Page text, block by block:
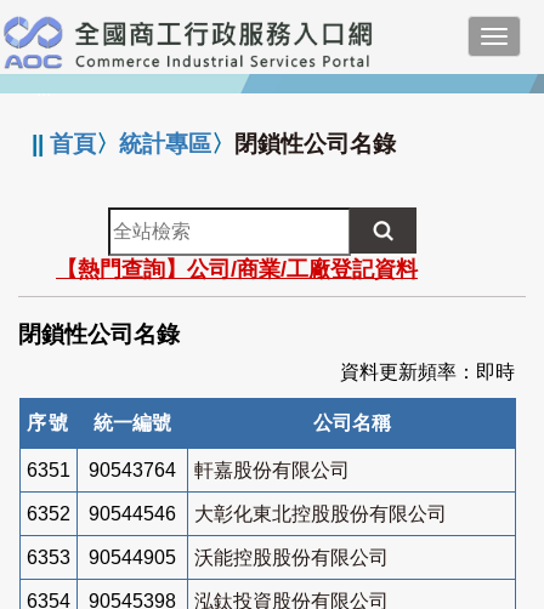
跳
到
主
要
:::
||首頁〉統計專區〉 閉鎖性公司名錄
全
站
檢
索
【熱門查詢】公司/商業/工廠登記資料
閉鎖性公司名錄
資料更新頻率：即時
序號 統一編號 公司名稱
6351 90543764 軒嘉股份有限公司
6352 90544546 大彰化東北控股股份有限公司
6353 90544905 沃能控股股份有限公司
6354 90545398 泓鈦投資股份有限公司